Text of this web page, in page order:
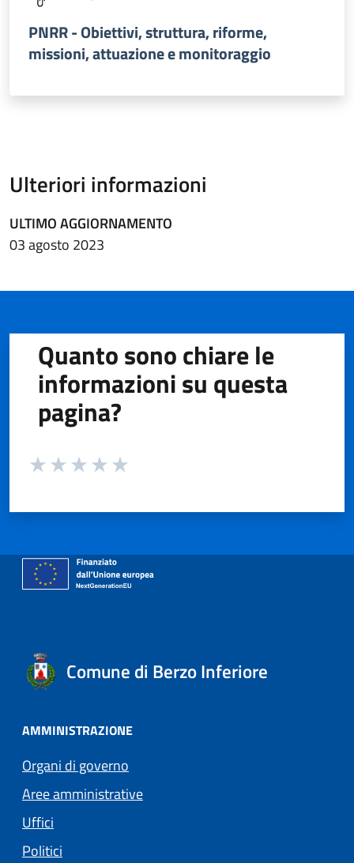
PNRR - Obiettivi, struttura, riforme,
missioni, attuazione e monitoraggio
Ulteriori informazioni
ULTIMO AGGIORNAMENTO
03 agosto 2023
Quanto sono chiare le
informazioni su questa
pagina?
Valuta da 1 a 5 stelle la pagina
Comune di Berzo Inferiore
AMMINISTRAZIONE
Organi di governo
Aree amministrative
Uffici
Politici